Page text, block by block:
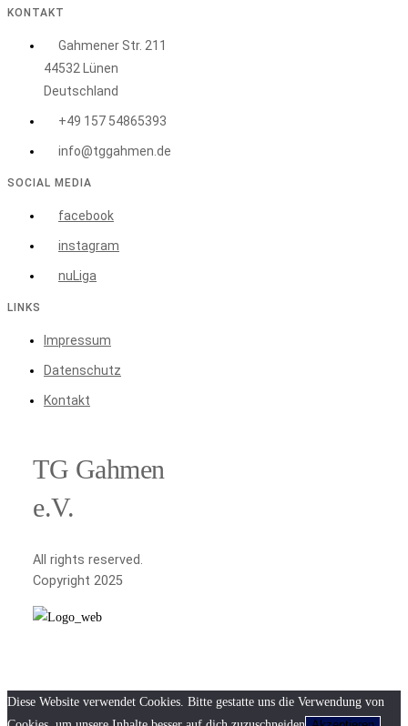
KONTAKT
Gahmener Str. 211
44532 Lünen
Deutschland
+49 157 54865393
info@tggahmen.de
SOCIAL MEDIA
facebook
instagram
nuLiga
LINKS
Impressum
Datenschutz
Kontakt
TG Gahmen
e.V.
All rights reserved.
Copyright 2025
Diese Website verwendet Cookies. Bitte gestatte uns die Verwendung von